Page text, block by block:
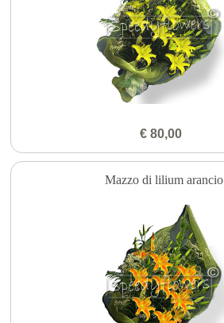
€ 80,00
Mazzo di lilium arancio